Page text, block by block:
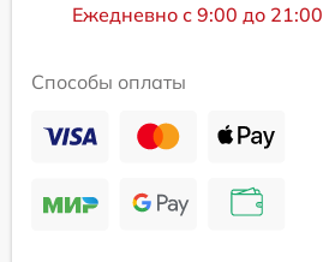
Ежедневно с 9:00 до 21:00
Способы оплаты